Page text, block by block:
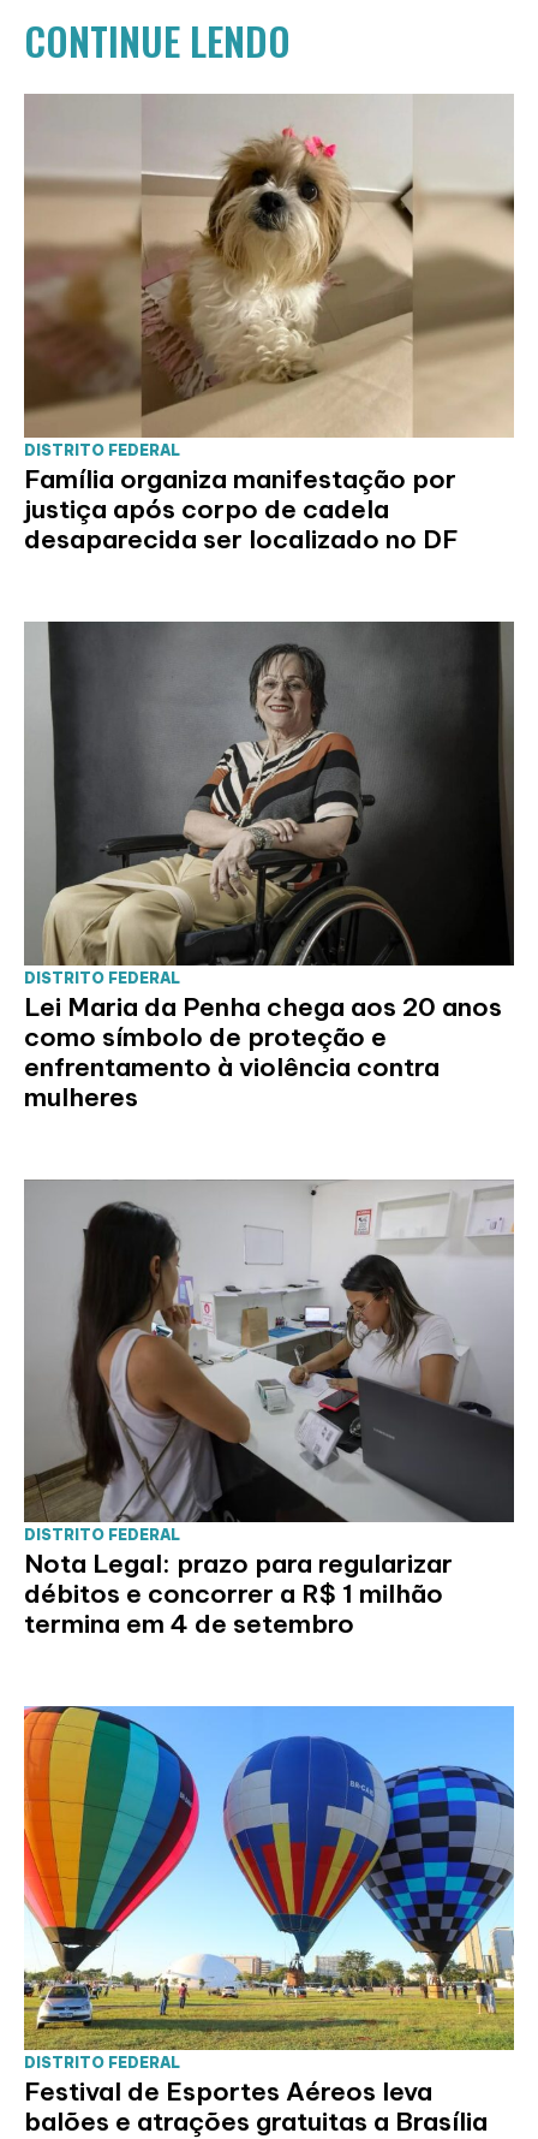
CONTINUE LENDO
DISTRITO FEDERAL
Família organiza manifestação por
justiça após corpo de cadela
desaparecida ser localizado no DF
DISTRITO FEDERAL
Lei Maria da Penha chega aos 20 anos
como símbolo de proteção e
enfrentamento à violência contra
mulheres
DISTRITO FEDERAL
Nota Legal: prazo para regularizar
débitos e concorrer a R$ 1 milhão
termina em 4 de setembro
DISTRITO FEDERAL
Festival de Esportes Aéreos leva
balões e atrações gratuitas a Brasília